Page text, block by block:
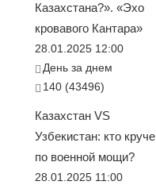
Казахстана?». «Эхо
кровавого Кантара»
28.01.2025 12:00
День за днем
140 (43496)
Казахстан VS
Узбекистан: кто круче
по военной мощи?
28.01.2025 11:00